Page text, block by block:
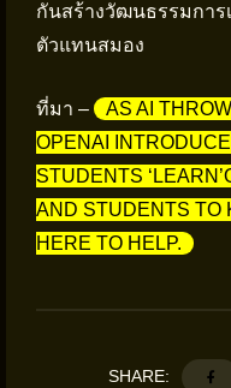
กันสร้างวัฒนธรรมการ
ตัวแทนสมอง
ที่มา –
AS AI
OPENAI
STUDENTS
AND STUDENTS TO
HERE TO HELP.
SHARE: